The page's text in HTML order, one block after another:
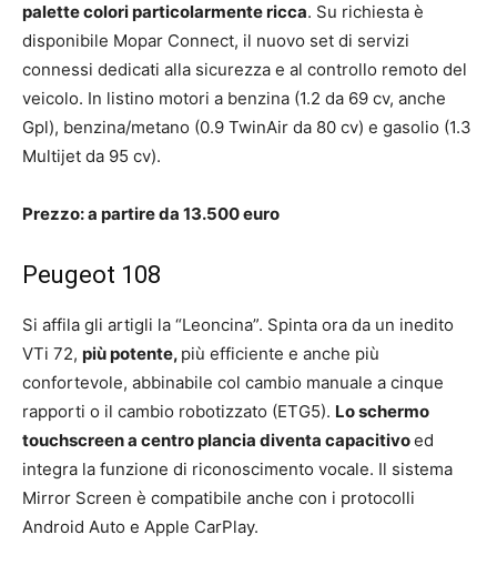
palette colori particolarmente ricca. Su richiesta è
disponibile Mopar Connect, il nuovo set di servizi
connessi dedicati alla sicurezza e al controllo remoto del
veicolo. In listino motori a benzina (1.2 da 69 cv, anche
Gpl), benzina/metano (0.9 TwinAir da 80 cv) e gasolio (1.3
Multijet da 95 cv).
Prezzo: a partire da 13.500 euro
Peugeot 108
Si affila gli artigli la “Leoncina”. Spinta ora da un inedito
VTi 72, più potente, più efficiente e anche più
confortevole, abbinabile col cambio manuale a cinque
rapporti o il cambio robotizzato (ETG5). Lo schermo
touchscreen a centro plancia diventa capacitivoed
integra la funzione di riconoscimento vocale. Il sistema
Mirror Screen è compatibile anche con i protocolli
Android Auto e Apple CarPlay.